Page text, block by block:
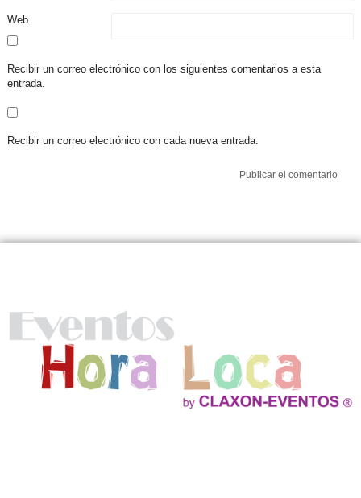
Web
Recibir un correo electrónico con los siguientes comentarios a esta
entrada.
Recibir un correo electrónico con cada nueva entrada.